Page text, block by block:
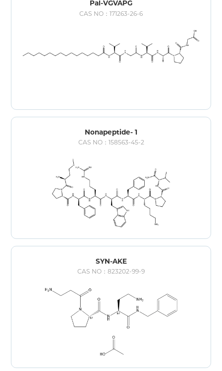
Pal-VGVAPG
CAS NO：171263-26-6
Nonapeptide- 1
CAS NO：158563-45-2
SYN-AKE
CAS NO：823202-99-9